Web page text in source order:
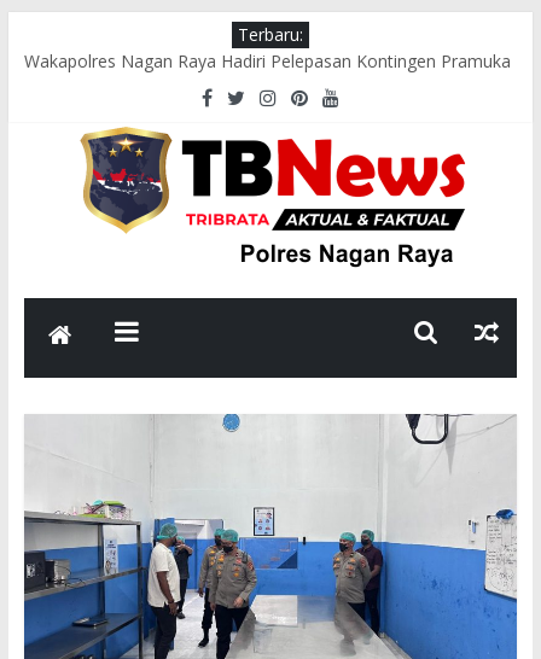
Terbaru:
Wakapolres Nagan Raya Hadiri Pelepasan Kontingen Pramuka
Menuju Cibubur di Pendopo Bupati
Polsek Seunagan Timur Gelar Pengaturan Lalu Lintas Pagi di
Lokasi Rawan Kecelakaan dan Kemacetan
Polsek Tadu Raya Sambangi Dapur MBG, Pastikan Kebersihan
dan Kelayakan Pengolahan Makanan
sambut HUT ke-81 RI, Bhabinkamtibmas Polsek Seunagan
Ajak Warga Kibarkan Bendera Merah Putih
Polsek Kuala Polres Nagan Raya Gelar Patroli dan Sosialisasi
Pencegahan Karhutla